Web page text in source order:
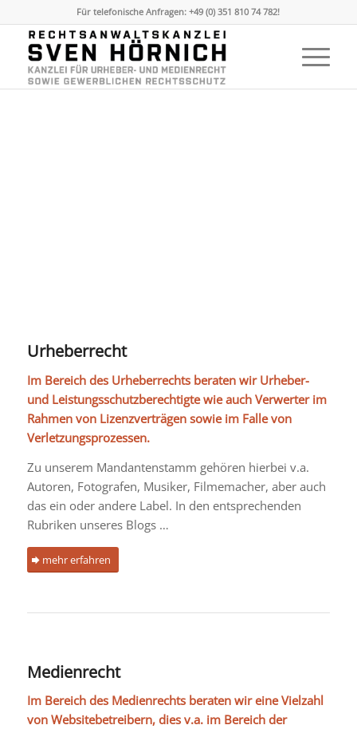
Für telefonische Anfragen: +49 (0) 351 810 74 782!
Urheberrecht
Im Bereich des Urheberrechts beraten wir Urheber-
und Leistungsschutzberechtigte wie auch Verwerter im
Rahmen von Lizenzverträgen sowie im Falle von
Verletzungsprozessen.
Zu unserem Mandantenstamm gehören hierbei v.a.
Autoren, Fotografen, Musiker, Filmemacher, aber auch
das ein oder andere Label. In den entsprechenden
Rubriken unseres Blogs …
mehr erfahren
Medienrecht
Im Bereich des Medienrechts beraten wir eine Vielzahl
von Websitebetreibern, dies v.a. im Bereich der